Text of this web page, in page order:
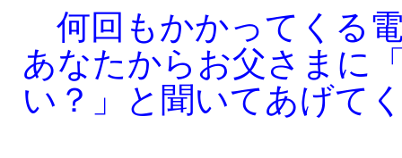
何回もかかってくる
あなたからお父さまに
い？」と聞いてあげて